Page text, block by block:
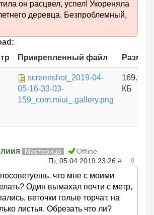
он расцвел, успел! Укореняла
деревца. Безпроблемный,
Прикрепленный файл Размер
screenshot_2019-04-
05-16-33-03-
159_com.miui_.gallery.png
169.96
КБ
Мастерица
Offline
Пт, 05.04.2019 23:26 # 0
что мне с моими
Один вымахал почти с метр,
веточки голые торчат, на
листья. Обрезать что ли?